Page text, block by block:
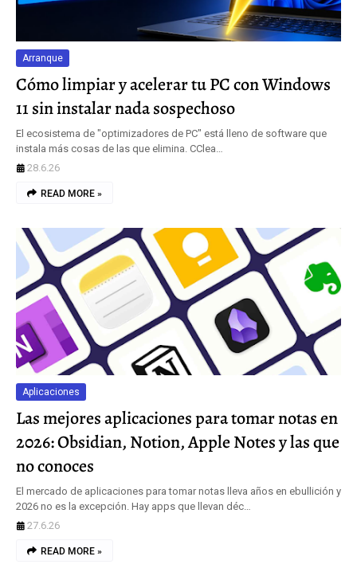
Arranque
Cómo limpiar y acelerar tu PC con Windows
11 sin instalar nada sospechoso
El ecosistema de "optimizadores de PC" está lleno de software que
instala más cosas de las que elimina. CClea…
28.6.26
READ MORE »
Aplicaciones
Las mejores aplicaciones para tomar notas en
2026: Obsidian, Notion, Apple Notes y las que
no conoces
El mercado de aplicaciones para tomar notas lleva años en ebullición y
2026 no es la excepción. Hay apps que llevan déc…
27.6.26
READ MORE »